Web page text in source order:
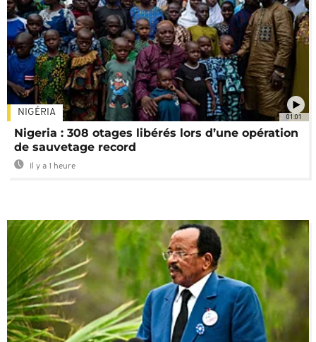
01:01
NIGÉRIA
Nigeria : 308 otages libérés lors d’une opération
de sauvetage record
Il y a 1 heure